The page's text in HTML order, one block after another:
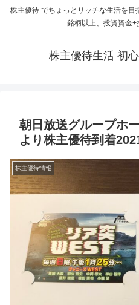
株主優待 でちょっとリッチな生活を
銘柄以上、投資資金
株主優待生活 初
朝日放送グループホ
より株主優待到着
株主優待情報